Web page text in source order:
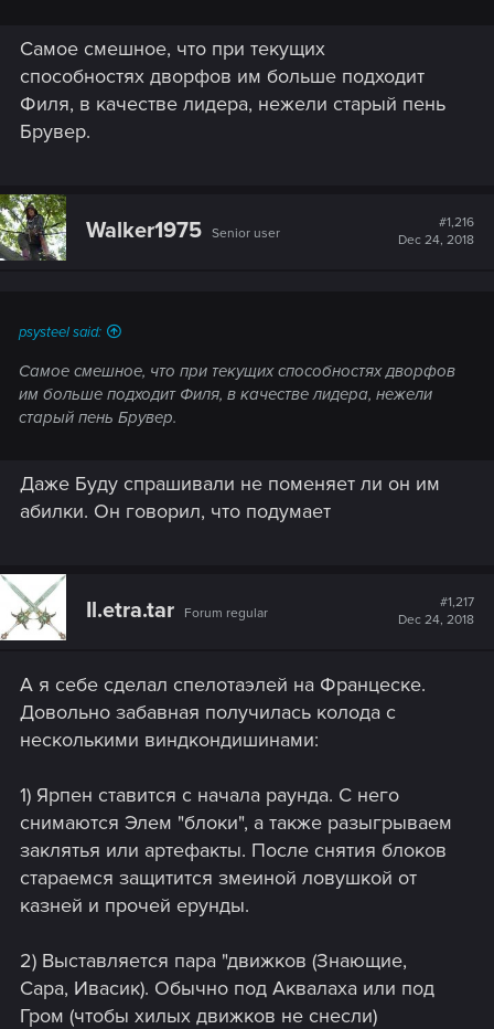
Самое смешное, что при текущих
способностях дворфов им больше подходит
Филя, в качестве лидера, нежели старый пень
Брувер.
Walker1975 Senior user
#1,216
Dec 24, 2018
psysteel said:
Самое смешное, что при текущих способностях дворфов
им больше подходит Филя, в качестве лидера, нежели
старый пень Брувер.
Даже Буду спрашивали не поменяет ли он им
абилки. Он говорил, что подумает
Il.etra.tar Forum regular
#1,217
Dec 24, 2018
А я себе сделал спелотаэлей на Францеске.
Довольно забавная получилась колода с
несколькими виндкондишинами:
1) Ярпен ставится с начала раунда. С него
снимаются Элем "блоки", а также разыгрываем
заклятья или артефакты. После снятия блоков
стараемся защитится змеиной ловушкой от
казней и прочей ерунды.
2) Выставляется пара "движков (Знающие,
Сара, Ивасик). Обычно под Аквалаха или под
Гром (чтобы хилых движков не снесли)